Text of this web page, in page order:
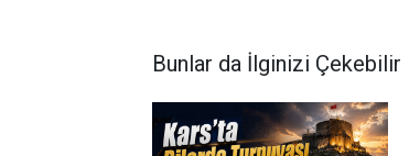
Bunlar da İlginizi Çekebilir